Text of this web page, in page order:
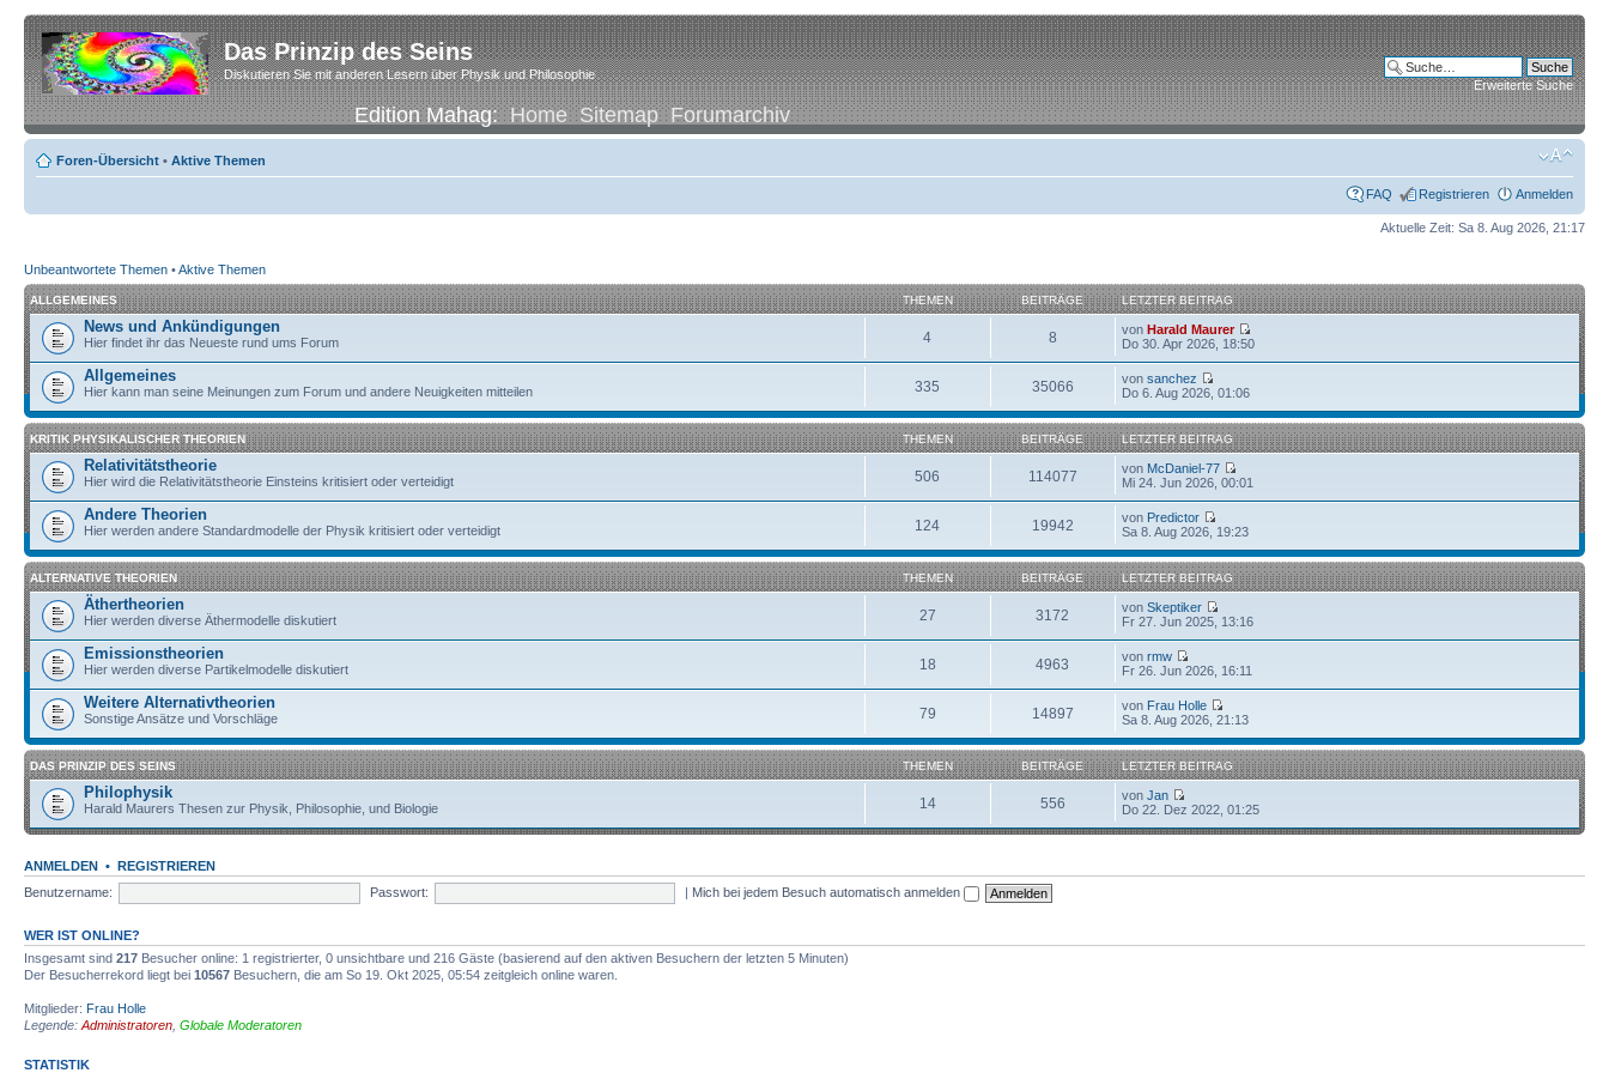
Das Prinzip des Seins
Diskutieren Sie mit anderen Lesern über Physik und Philosophie
Edition Mahag:Home Sitemap Forumarchiv
Erweiterte Suche
Foren-Übersicht • Aktive Themen
FAQ Registrieren Anmelden
Aktuelle Zeit: Sa 8. Aug 2026, 21:17
Unbeantwortete Themen •Aktive Themen
ALLGEMEINES THEMEN BEITRÄGE LETZTER BEITRAG
News und Ankündigungen
Hier findet ihr das Neueste rund ums Forum 4 8 vonHarald Maurer
Do 30. Apr 2026, 18:50
Allgemeines
Hier kann man seine Meinungen zum Forum und andere Neuigkeiten mitteilen 335 35066 vonsanchez
Do 6. Aug 2026, 01:06
KRITIK PHYSIKALISCHER THEORIEN THEMEN BEITRÄGE LETZTER BEITRAG
Relativitätstheorie
Hier wird die Relativitätstheorie Einsteins kritisiert oder verteidigt 506 114077 von McDaniel-77
Mi 24. Jun 2026, 00:01
Andere Theorien
Hier werden andere Standardmodelle der Physik kritisiert oder verteidigt 124 19942 von Predictor
Sa 8. Aug 2026, 19:23
ALTERNATIVE THEORIEN THEMEN BEITRÄGE LETZTER BEITRAG
Äthertheorien
Hier werden diverse Äthermodelle diskutiert 27 3172 vonSkeptiker
Fr 27. Jun 2025, 13:16
Emissionstheorien
Hier werden diverse Partikelmodelle diskutiert 18 4963 vonrmw
Fr 26. Jun 2026, 16:11
Weitere Alternativtheorien
Sonstige Ansätze und Vorschläge 79 14897 von Frau Holle
Sa 8. Aug 2026, 21:13
DAS PRINZIP DES SEINS THEMEN BEITRÄGE LETZTER BEITRAG
Philophysik
Harald Maurers Thesen zur Physik, Philosophie, und Biologie 14 556 vonJan
Do 22. Dez 2022, 01:25
ANMELDEN • REGISTRIEREN
Benutzername:
Passwort: | Mich bei jedem Besuch automatisch anmelden
WER IST ONLINE?
Insgesamt sind 217 Besucher online: 1 registrierter, 0 unsichtbare und 216 Gäste (basierend auf den aktiven Besuchern der letzten 5 Minuten)
Der Besucherrekord liegt bei 10567 Besuchern, die am So 19. Okt 2025, 05:54 zeitgleich online waren.
Mitglieder: Frau Holle
Legende: Administratoren Globale Moderatoren
STATISTIK